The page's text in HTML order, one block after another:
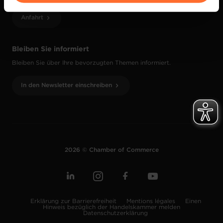
vos données personnelles, vous pouvez consulter notre
Charte d’usage des cookies
Bleiben Sie informiert
Bleiben Sie über Ihre bevorzugten Themen informiert.
In den Newsletter einschreiben
Anfahrt
2026 © Chamber of Commerce
Erklärung zur Barrierefreiheit Mentions légales
Einen
Hinweis bezüglich der Handelskammer melden
Datenschutzerklärung